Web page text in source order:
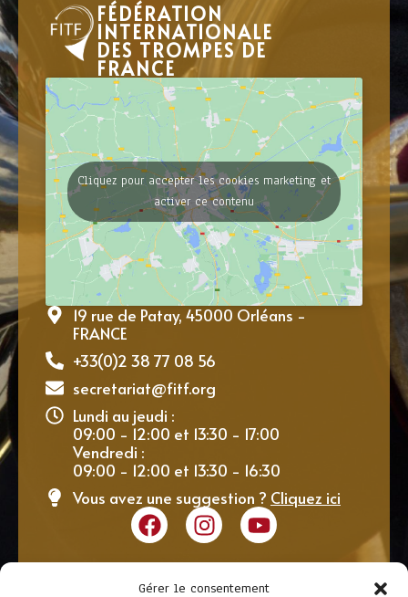
Gérer le consentement
FÉDÉRATION
INTERNATIONALE
DES TROMPES DE
FRANCE
Cliquez pour accepter les cookies marketing et
activer ce contenu
19 rue de Patay, 45000 Orléans -
FRANCE
+33(0)2 38 77 08 56
secretariat@fitf.org
Lundi au jeudi :
09:00 - 12:00 et 13:30 - 17:00
Vendredi :
09:00 - 12:00 et 13:30 - 16:30
Vous avez une suggestion ? Cliquez ici